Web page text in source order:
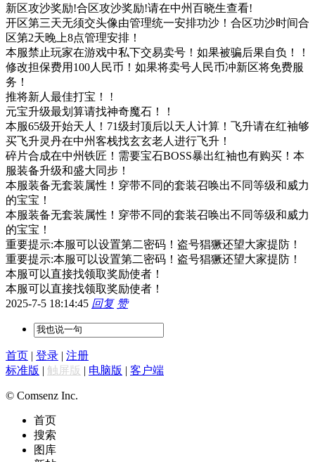
新区攻沙奖励!合区攻沙奖励!请在中州百晓生查看!
开区第三天无须交头像由管理统一安排功沙！合区功沙时间合
区第2天晚上8点管理安排！
本服禁止玩家在游戏中私下交易卖号！如果被骗后果自负！！
修改担保费用100人民币！如果将卖号人民币冲新区将免费服
务！
推将新人最佳打宝！ !
元宝升级最划算请找神奇魔石！！
本服65级开始天人！71级封顶后以天人计算！飞升请在红袖够
买飞升灵丹在中州客栈找玄玄老人进行飞升！
碎片合成在中州铁匠！需要宝石BOSS暴出红袖也有购买！本
服装备升级和盛大同步！
本服装备无套装属性！穿带不同的套装召唤出不同等级和威力
的宝宝！
本服装备无套装属性！穿带不同的套装召唤出不同等级和威力
的宝宝！
重要提示:本服可以设置第二密码！盗号猖獗还望大家提防！
重要提示:本服可以设置第二密码！盗号猖獗还望大家提防！
本服可以直接找领取奖励使者！
本服可以直接找领取奖励使者！
2025-7-5 18:14:45 回复 赞
首页 | 登录 | 注册
标准版 | 触屏版 | 电脑版 | 客户端
© Comsenz Inc.
首页
搜索
图库